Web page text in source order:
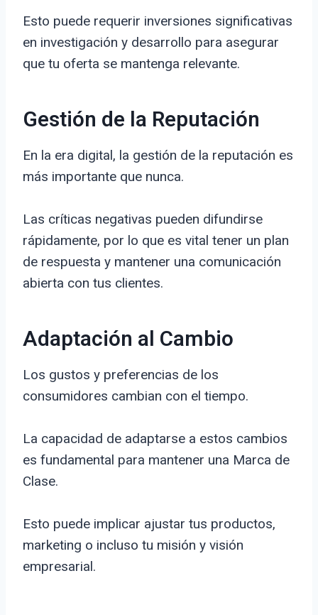
Esto puede requerir inversiones significativas
en investigación y desarrollo para asegurar
que tu oferta se mantenga relevante.
Gestión de la Reputación
En la era digital, la gestión de la reputación es
más importante que nunca.
Las críticas negativas pueden difundirse
rápidamente, por lo que es vital tener un plan
de respuesta y mantener una comunicación
abierta con tus clientes.
Adaptación al Cambio
Los gustos y preferencias de los
consumidores cambian con el tiempo.
La capacidad de adaptarse a estos cambios
es fundamental para mantener una Marca de
Clase.
Esto puede implicar ajustar tus productos,
marketing o incluso tu misión y visión
empresarial.